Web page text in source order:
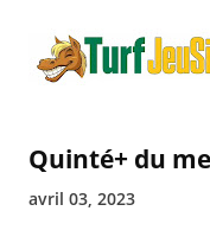
Quinté+ du
avril 03, 2023